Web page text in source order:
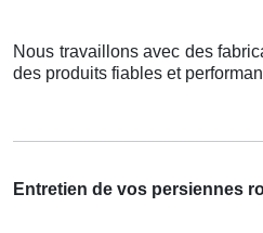
Nous travaillons avec des
des produits fiables et
Entretien de vos persiennes